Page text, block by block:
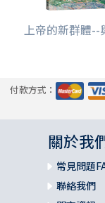
上帝的新群體--
付款方式：
關於我
常見問題
聯絡我們